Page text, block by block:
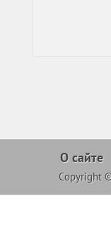
О сайте
Copyright